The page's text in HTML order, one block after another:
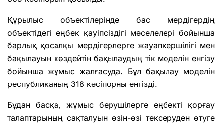
Құрылыс объектілерінде бас мердігердің
объектідегі еңбек қауіпсіздігі мәселелері бойынша
барлық қосалқы мердігерлерге жауапкершілігі мен
бақылауын көздейтін бақылаудың тік моделін енгізу
бойынша жұмыс жалғасуда. Бұл бақылау моделін
республиканың 318 кәсіпорны енгізді.
Бұдан басқа, жұмыс берушілерге еңбекті қорғау
талаптарының сақталуын өзін-өзі тексеруден өтуге